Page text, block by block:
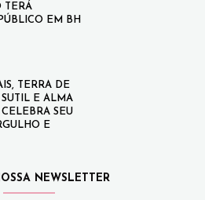
TERÁ
EM BH
TERRA DE
E ALMA
SEU
E
NEWSLETTER